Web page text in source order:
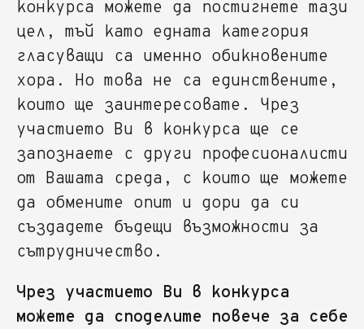
конкурса можете да постигнете тази
цел, тъй като едната категория
гласуващи са именно обикновените
хора. Но това не са единствените,
които ще заинтересовате. Чрез
участието Ви в конкурса ще се
запознаете с други професионалисти
от Вашата среда, с които ще можете
да обмените опит и дори да си
създадете бъдещи възможности за
сътрудничество.
Чрез участието Ви в конкурса
можете да споделите повече за себе